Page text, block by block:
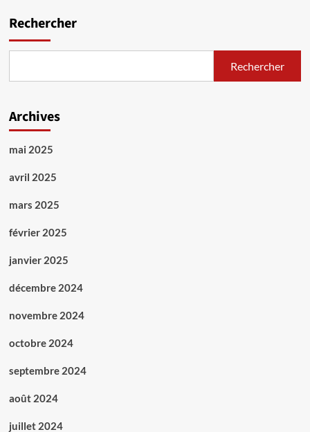
Rechercher
Rechercher
Archives
mai 2025
avril 2025
mars 2025
février 2025
janvier 2025
décembre 2024
novembre 2024
octobre 2024
septembre 2024
août 2024
juillet 2024